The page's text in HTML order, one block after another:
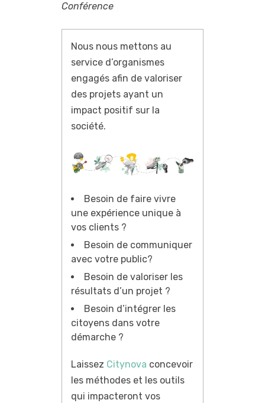
Conférence
Nous nous mettons au
service d’organismes
engagés afin de valoriser
des projets ayant un
impact positif sur la
société.
Besoin de faire vivre
une expérience unique à
vos clients ?
Besoin de communiquer
avec votre public?
Besoin de valoriser les
résultats d’un projet ?
Besoin d’intégrer les
citoyens dans votre
démarche ?
Laissez Citynova concevoir
les méthodes et les outils
qui impacteront vos